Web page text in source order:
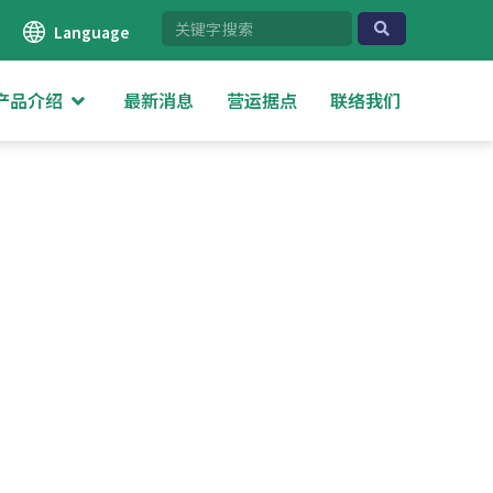
Language
品介绍 最新消息 营运据点 联络我们